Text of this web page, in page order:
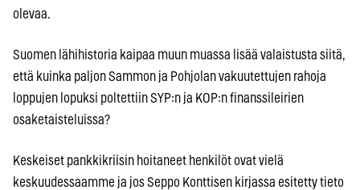
olevaa.
Suomen lähihistoria kaipaa muun muassa lisää valaistusta siitä,
että kuinka paljon Sammon ja Pohjolan vakuutettujen rahoja
loppujen lopuksi poltettiin SYP:n ja KOP:n finanssileirien
osaketaisteluissa?
Keskeiset pankkikriisin hoitaneet henkilöt ovat vielä
keskuudessaamme ja jos Seppo Konttisen kirjassa esitetty tieto